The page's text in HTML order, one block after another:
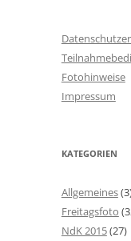
Fotohinweise
Impressum
KATEGORIEN
Allgemeines
Freitagsfoto
NdK 2015(27)